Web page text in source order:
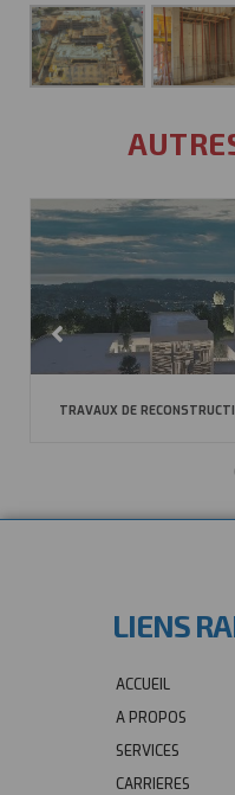
TRAVAUX DE
LIENS
ACCUEIL
A PROPOS
SERVICES
CARRIERES